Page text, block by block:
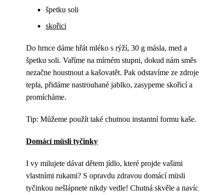
špetku soli
skořici
Do hrnce dáme hřát mléko s rýží, 30 g másla, med a
špetku soli. Vaříme na mírném stupni, dokud nám směs
nezačne houstnout a kašovatět. Pak odstavíme ze zdroje
tepla, přidáme nastrouhané jablko, zasypeme skořicí a
promícháme.
Tip: Můžeme použít také chutnou instantní formu kaše.
Domácí müsli tyčinky
I vy milujete dávat dětem jídlo, které projde vašimi
vlastními rukami? S opravdu zdravou domácí müsli
tyčinkou nešlápnete nikdy vedle! Chutná skvěle a navíc